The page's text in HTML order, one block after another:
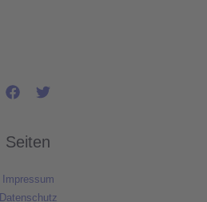
Seiten
Impressum
Datenschutz